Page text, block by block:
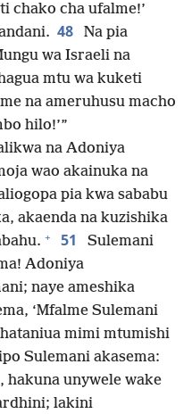
chako cha ufalme!’
48
Na pia
wa Israeli na
mtu wa kuketi
na ameruhusu macho
hilo!’”
na Adoniya
wao akainuka na
pia kwa sababu
akaenda na kuzishika
+ 51
Sulemani
Adoniya
naye ameshika
‘Mfalme Sulemani
mimi mtumishi
Sulemani akasema:
hakuna unywele wake
lakini